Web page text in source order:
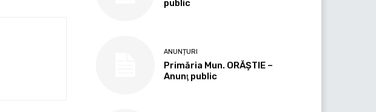
public
ANUNȚURI
Primăria Mun. ORĂȘTIE –
Anunţ public